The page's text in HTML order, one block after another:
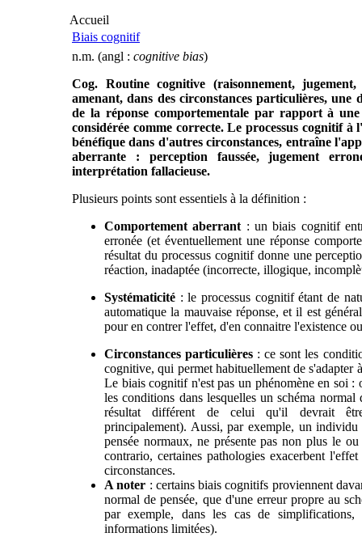
Accueil
Biais cognitif
n.m. (angl : cognitive bias)
Cog. Routine cognitive (raisonnement, jugement,
amenant, dans des circonstances particulières, une
de la réponse comportementale par rapport à
considérée comme correcte. Le processus cognitif à
bénéfique dans d'autres circonstances, entraîne
aberrante : perception faussée, jugement
interprétation fallacieuse.
Plusieurs points sont essentiels à la définition :
Comportement aberrant : un biais cognitif
erronée (et éventuellement une réponse
résultat du processus cognitif donne une
réaction, inadaptée (incorrecte, illogique,
Systématicité : le processus cognitif étant de
automatique la mauvaise réponse, et il est
pour en contrer l'effet, d'en connaitre l'existence
Circonstances particulières : ce sont les
cognitive, qui permet habituellement de s'adapter
Le biais cognitif n'est pas un phénomène en soi
les conditions dans lesquelles un schéma normal
résultat différent de celui qu'il devrait
principalement). Aussi, par exemple, un individu
pensée normaux, ne présente pas non plus le
contrario, certaines pathologies exacerbent
circonstances.
A noter : certains biais cognitifs proviennent
normal de pensée, que d'une erreur propre au
par exemple, dans les cas de
informations limitées).